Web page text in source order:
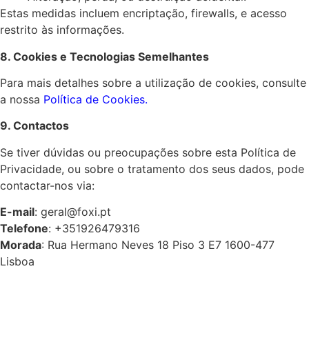
Estas medidas incluem encriptação, firewalls, e acesso
restrito às informações.
8. Cookies e Tecnologias Semelhantes
Para mais detalhes sobre a utilização de cookies, consulte
a nossa Política de Cookies.
9. Contactos
Se tiver dúvidas ou preocupações sobre esta Política de
Privacidade, ou sobre o tratamento dos seus dados, pode
contactar-nos via:
E-mail: geral@foxi.pt
Telefone: +351926479316
Morada: Rua Hermano Neves 18 Piso 3 E7 1600-477
Lisboa